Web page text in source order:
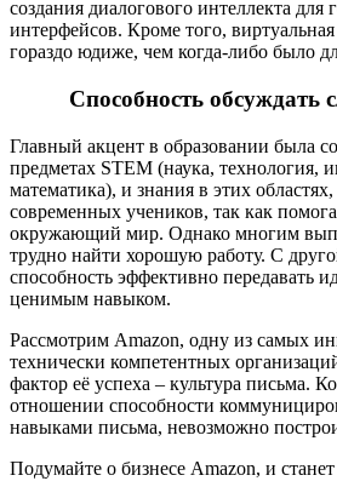
создания диалогового интеллекта для
интерфейсов. Кроме того, виртуальная
гораздо юдиже, чем когда-либо было
Способность обсуждать
Главный акцент в образовании была
предметах STEM (наука, технология,
математика), и знания в этих
современных учеников, так как
окружающий мир. Однако многим
трудно найти хорошую работу. С
способность эффективно передавать
ценимым навыком.
Рассмотрим Amazon, одну из самых
технически компетентных
фактор её успеха – культура письма.
отношении способности
навыками письма, невозможно
Подумайте о бизнесе Amazon, и